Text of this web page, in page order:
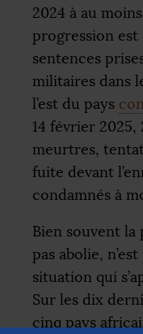
2024 à au
progression est
sentences
militaires dans
l’est du pays
14 février 2025,
meurtres,
fuite devant
condamnés à
Bien souvent la
pas abolie,
situation qui
Sur les dix
cinq pays